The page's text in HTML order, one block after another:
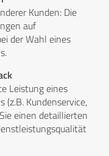
Kunden: Die
auf
der Wahl eines
Leistung eines
(z.B. Kundenservice,
einen detaillierten